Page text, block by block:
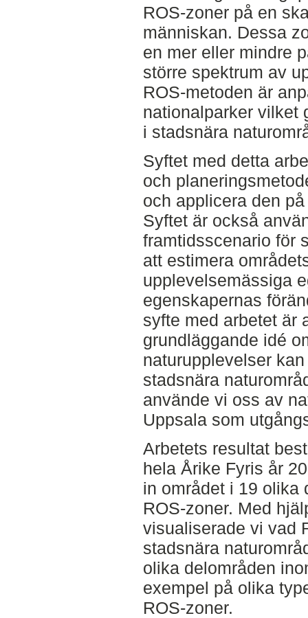
ROS-zoner på en
människan. Dessa
en mer eller mindre
större spektrum av
ROS-metoden är
nationalparker vilket
i stadsnära
Syftet med detta
och
och applicera den
Syftet är också
framtidsscenario för
att estimera
upplevelsemässiga
egenskapernas
syfte med arbetet är
grundläggande idé
naturupplevelser
stadsnära
använde vi oss av
Uppsala som
Arbetets resultat
hela Årike Fyris år
in området i 19 olika
ROS-zoner. Med
visualiserade vi vad
stadsnära
olika delområden
exempel på olika
ROS-zoner.